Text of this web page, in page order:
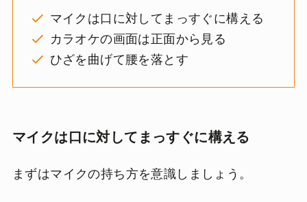
マイクは口に対してまっすぐに構える
カラオケの画面は正面から見る
ひざを曲げて腰を落とす
マイクは口に対してまっすぐに構える
まずはマイクの持ち方を意識しましょう。